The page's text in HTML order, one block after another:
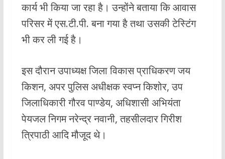
कार्य भी किया जा रहा है। उन्होंने बताया कि आवास
परिसर में एस.टी.पी. बना गया है तथा उसकी टेस्टिंग
भी कर ली गई है।
इस दौरान उपाध्यक्ष जिला विकास प्राधिकरण जय
किशन, अपर पुलिस अधीक्षक स्वप्न किशोर, उप
जिलाधिकारी गौरव पाण्डेय, अधिशासी अभियंता
पेयजल निगम नरेन्द्र नवानी, तहसीलदार गिरीश
त्रिपाठी आदि मौजूद थे।